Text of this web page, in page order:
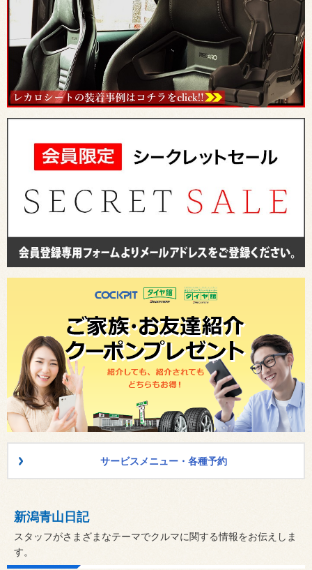
サービスメニュー・各種予約
新潟青山日記
スタッフがさまざまなテーマでクルマに関する情報をお伝えしま
す。